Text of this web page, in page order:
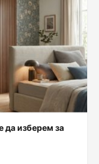
да изберем за